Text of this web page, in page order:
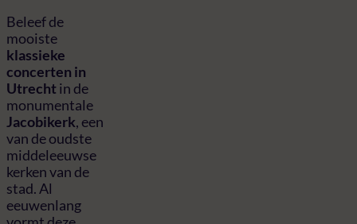
Beleef de
mooiste
klassieke
concerten in
Utrechtin de
monumentale
Jacobikerk, een
van de oudste
middeleeuwse
kerken van de
stad. Al
eeuwenlang